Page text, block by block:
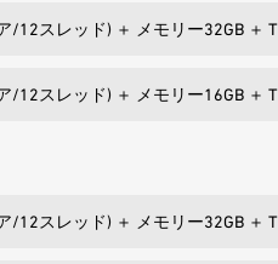
/12スレッド) ＋ メモリー32GB ＋
/12スレッド) ＋ メモリー16GB ＋
/12スレッド) ＋ メモリー32GB ＋